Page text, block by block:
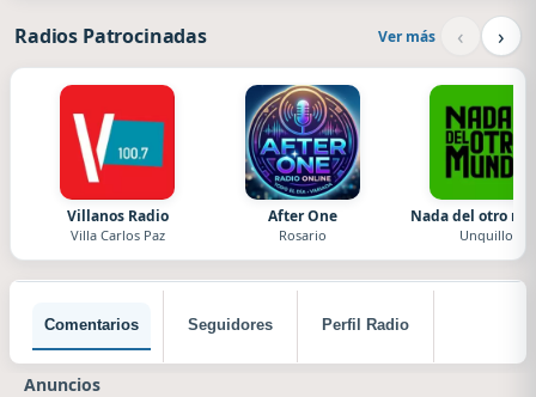
Radios Patrocinadas Ver más ‹ ›
Villanos Radio
Villa Carlos Paz
After One
Rosario
Nada del otro
Unquillo
Comentarios Seguidores Perfil Radio
Anuncios